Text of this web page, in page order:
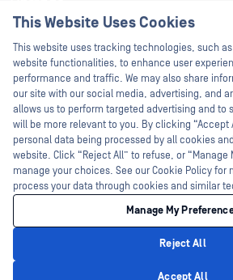
Zertifizierung
Partner Programm
©2026 OPSWAT . Alle Rechte vorbehalten. OPSWAT,
MetaAccess, das OPSWAT , Trust no File. Trust No
World's Critical Infrastructure, Deep CDR™
DFI, RetroHunt, Deep File Inspection und Join the Hunt
Marken von Drittanbietern sind Eigentum ihrer
Rechtliches
Datenschutz Cookie-
Entscheidungen zum Datenschutz in Kalifornien
This Website Uses Cookies
This website uses tracking technologies, such
website functionalities, to enhance user
performance and traffic. We may also share
our site with our social media, advertising, and
allows us to perform targeted advertising and to
will be more relevant to you. By clicking “Accept
personal data being processed by all cookies
website. Click “Reject All” to refuse, or “Manage
manage your choices. See our Cookie Policy for
process your data through cookies and similar
Manage My
Reject All
Accept All
Hey there!
I'm Ozzy, your
How can I help you
today?